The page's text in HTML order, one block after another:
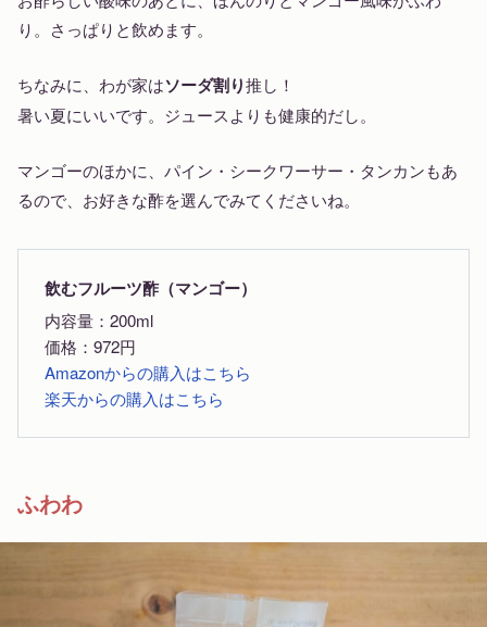
り。さっぱりと飲めます。
ちなみに、わが家はソーダ割り推し！
暑い夏にいいです。ジュースよりも健康的だし。
マンゴーのほかに、パイン・シークワーサー・タンカンもあ
るので、お好きな酢を選んでみてくださいね。
飲むフルーツ酢（マンゴー）
内容量：200ml
価格：972円
Amazonからの購入はこちら
楽天からの購入はこちら
ふわわ